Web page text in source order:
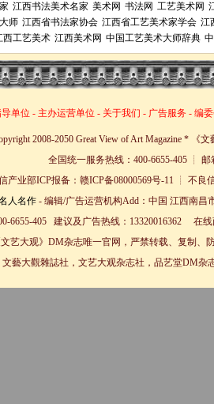
江西书法美术名家 美术网 书法网 工艺美术网
师 江西省书法家协会 江西省工艺美术家学会 江
西工艺美术 江西美术网 中国工艺美术大师辞典
单位 - 主办运营单位 - 关于我们 - 广告服务 - 编
2008-2050 Great View of Art Magazine * 《
全国统一服务热线：400-6655-405 ┊ 邮
产业部ICP报备：赣ICP备08000569号-11 ┊ 不
人名作- 编辑/广告运营机构Add：中国 江西南昌
6655-405 建议及广告热线：13320016362 在
文艺大观》DM杂志唯一官网，严禁转载、复制
藝大觀雜誌社，文艺大观杂志社，品艺堂DM